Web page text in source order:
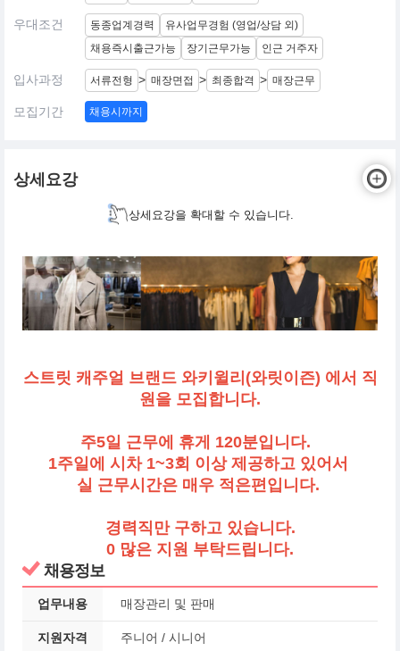
우대조건 동종업계경력
유사업무경험 (영업/상담 외)
채용즉시출근가능
장기근무가능 인근 거주자
입사과정 서류전형 > 매장면접 > 최종합격 > 매장근무
모집기간 채용시까지
상세요강
상세요강을 확대할 수 있습니다.
스트릿 캐주얼 브랜드 와키윌리(와릿이즌) 에서 직
원을 모집합니다.
주5일 근무에 휴게 120분입니다.
1주일에 시차 1~3회 이상 제공하고 있어서
실 근무시간은 매우 적은편입니다.
경력직만 구하고 있습니다.
0 많은 지원 부탁드립니다.
채용정보
업무내용 매장관리 및 판매
지원자격 주니어 / 시니어